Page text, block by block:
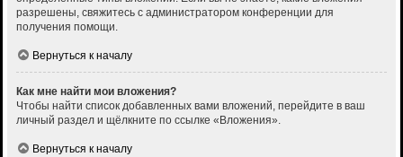
разрешены, свяжитесь с администратором конференции для
получения помощи.
Вернуться к началу
Как мне найти мои вложения?
Чтобы найти список добавленных вами вложений, перейдите в ваш
личный раздел и щёлкните по ссылке «Вложения».
Вернуться к началу